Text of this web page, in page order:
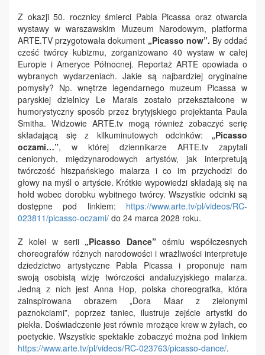
Z okazji 50. rocznicy śmierci Pabla Picassa oraz otwarcia
wystawy w warszawskim Muzeum Narodowym, platforma
ARTE.TV przygotowała dokument „Picasso now”. By oddać
cześć twórcy kubizmu, zorganizowano 40 wystaw w całej
Europie i Ameryce Północnej. Reportaż ARTE opowiada o
wybranych wydarzeniach. Jakie są najbardziej oryginalne
pomysły? Np. wnętrze legendarnego muzeum Picassa w
paryskiej dzielnicy Le Marais zostało przekształcone w
humorystyczny sposób przez brytyjskiego projektanta Paula
Smitha. Widzowie ARTE.tv mogą również zobaczyć serię
składającą się z kilkuminutowych odcinków: „Picasso
oczami…”, w której dziennikarze ARTE.tv zapytali
cenionych, międzynarodowych artystów, jak interpretują
twórczość hiszpańskiego malarza i co im przychodzi do
głowy na myśl o artyście. Krótkie wypowiedzi składają się na
hołd wobec dorobku wybitnego twórcy. Wszystkie odcinki są
dostępne pod linkiem: https://www.arte.tv/pl/videos/RC-
023811/picasso-oczami/ do 24 marca 2028 roku.
Z kolei w serii „Picasso Dance” ośmiu współczesnych
choreografów różnych narodowości i wrażliwości interpretuje
dziedzictwo artystyczne Pabla Picassa i proponuje nam
swoją osobistą wizję twórczości andaluzyjskiego malarza.
Jedną z nich jest Anna Hop, polska choreografka, która
zainspirowana obrazem „Dora Maar z zielonymi
paznokciami”, poprzez taniec, ilustruje zejście artystki do
piekła. Doświadczenie jest równie mrożące krew w żyłach, co
poetyckie. Wszystkie spektakle zobaczyć można pod linkiem
https://www.arte.tv/pl/videos/RC-023763/picasso-dance/.